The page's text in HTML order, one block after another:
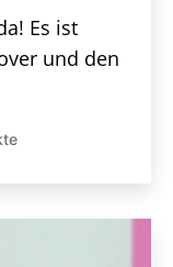
Es ist
und den